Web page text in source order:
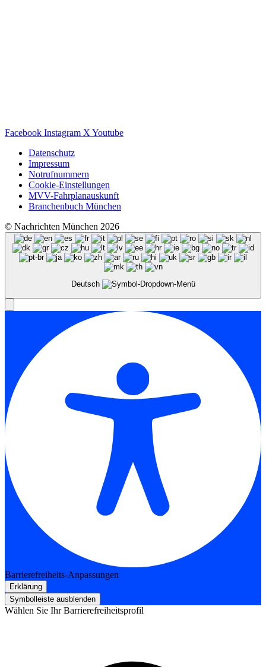
Facebook Instagram X Youtube
Datenschutz
Impressum
Notrufnummern
Cookie-Einstellungen
MVV-Fahrplanauskunft
Branchenbuch München
© Nachrichten München 2026
Deutsch
Barrierefreiheits-Anpassungen
Erklärung
Symbolleiste ausblenden
Wählen Sie Ihr Barrierefreiheitsprofil